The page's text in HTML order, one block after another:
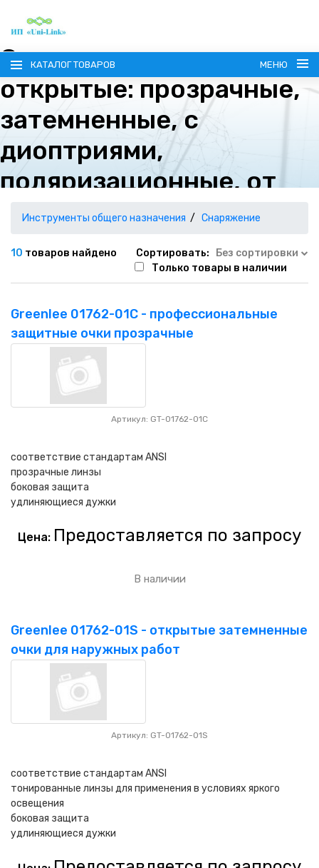
КАТАЛОГ ТОВАРОВ МЕНЮ
ГЛАВНАЯ
О КОМПАНИИ
ИНФОРМАЦИЯ
НАШИ ПОСТАВЩИКИ
НАША ПРОДУКЦИЯ
ГЕОСИНТЕТИЧЕСКИЕ МАТЕРИАЛЫ
КОНТАКТЫ
Очки защитные
открытые: прозрачные,
затемненные, с
диоптриями,
поляризационные, от
УФ излучения
Инструменты общего назначения Снаряжение
10 товаров найдено Сортировать:
Без сортировки
Только товары в наличии
Greenlee 01762-01C - профессиональные
защитные очки прозрачные
Артикул: GT-01762-01C
соответствие стандартам ANSI
прозрачные линзы
боковая защита
удлиняющиеся дужки
Цена: Предоставляется по запросу
В наличии
Greenlee 01762-01S - открытые затемненные
очки для наружных работ
Артикул: GT-01762-01S
соответствие стандартам ANSI
тонированные линзы для применения в условиях яркого
освещения
боковая защита
удлиняющиеся дужки